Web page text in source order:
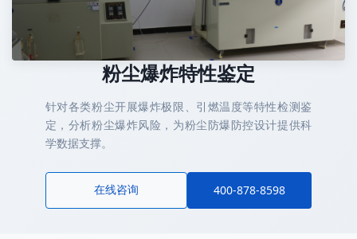
粉尘爆炸特性鉴定
针对各类粉尘开展爆炸极限、引燃温度等特性检测鉴
定，分析粉尘爆炸风险，为粉尘防爆防控设计提供科
学数据支撑。
在线咨询 400-878-8598